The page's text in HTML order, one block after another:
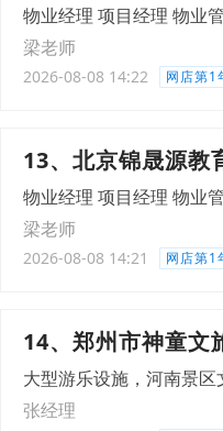
物业经理 项目经理 物业
梁老师
2026-08-08 14:22 网店第1
13、北京锦晟源教
物业经理 项目经理 物业
梁老师
2026-08-08 14:21 网店第1
14、郑州市神童文
大型游乐设施，河南景
张经理